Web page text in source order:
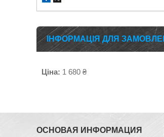
ІНФОРМАЦІЯ ДЛЯ
Ціна: 1 680 ₴
ОСНОВАЯ ИНФОРМАЦИЯ